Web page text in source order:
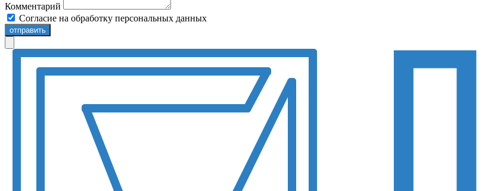
Комментарий
Согласие на обработку персональных данных
отправить